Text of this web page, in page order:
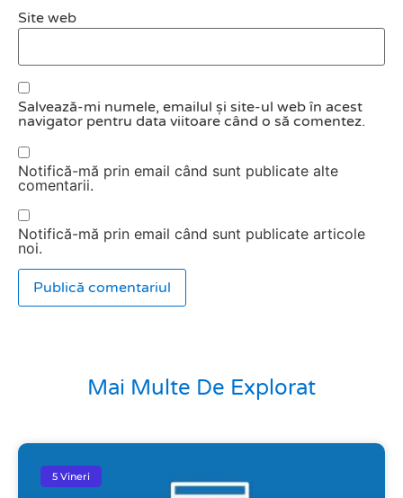
Site web
Salvează-mi numele, emailul și site-ul web în acest
navigator pentru data viitoare când o să comentez.
Notifică-mă prin email când sunt publicate alte
comentarii.
Notifică-mă prin email când sunt publicate articole
noi.
Mai Multe De Explorat
5 Vineri